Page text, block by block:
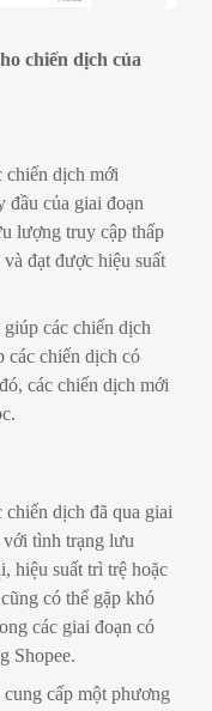
chiến dịch của
chiến dịch mới
đầu của giai đoạn
lượng truy cập thấp
đạt được hiệu suất
các chiến dịch
các chiến dịch có
các chiến dịch mới
dịch đã qua giai
tình trạng lưu
hiệu suất trì trệ hoặc
có thể gặp khó
các giai đoạn có
Shopee.
cấp một phương